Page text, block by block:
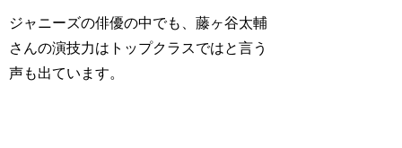
ジャニーズの俳優の中でも、藤ヶ谷太輔
さんの演技力はトップクラスではと言う
声も出ています。